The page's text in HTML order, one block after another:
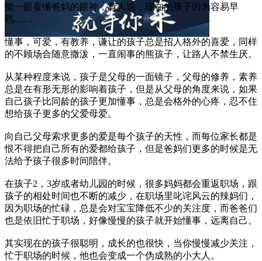
能一眼看懂爸妈的眼神，有人说，现在的孩子因为容易早
熟……
懂事，可爱，有教养，谦让的孩子总是招人格外的喜爱，同样
的不顾场合随意撒泼，一直闹事的熊孩子，让路人不禁生厌。
从某种程度来说，孩子是父母的一面镜子，父母的修养，素养
总是在有形无形的影响着孩子，但是从父母的角度来说，如果
自己孩子比同龄的孩子更加懂事，总是会格外的心疼，忍不住
想给孩子更多的父爱母爱。
向自己父母索求更多的爱是每个孩子的天性，而每位家长都是
恨不得把自己所有的爱都给孩子，但是爸妈们更多的时候是无
法给予孩子很多时间陪伴。
在孩子2，3岁或者幼儿园的时候，很多妈妈都会重返职场，跟
孩子的相处时间也不断的减少，在职场里叱诧风云的辣妈们，
因为职场的忙碌，总是会对宝宝降低不少的关注度，而爸爸们
也是依旧忙于职场，好像慢慢的孩子就开始懂事，远离自己。
其实现在的孩子很聪明，成长的也很快，当你慢慢减少关注，
忙于职场的时候，他也会变成一个伪成熟的小大人。